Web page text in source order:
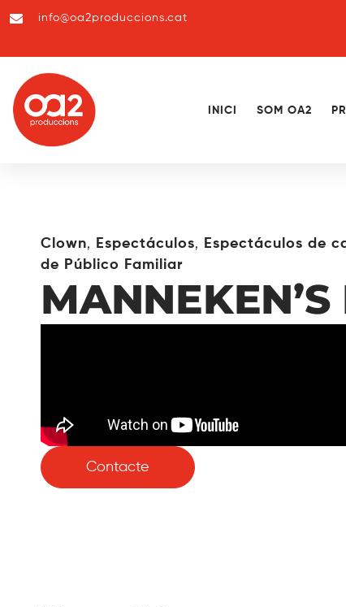
info@oa2produccions.cat
INICI SOM OA2
Clown, Espectáculos, Espectáculos de
de Público Familiar
MANNEKEN’S
Contacte